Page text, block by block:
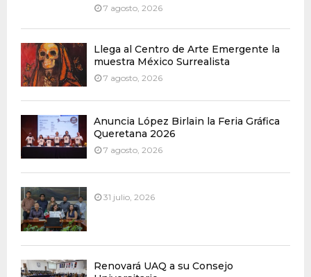
7 agosto, 2026
Llega al Centro de Arte Emergente la
muestra México Surrealista
7 agosto, 2026
Anuncia López Birlain la Feria Gráfica
Queretana 2026
7 agosto, 2026
31 julio, 2026
Renovará UAQ a su Consejo